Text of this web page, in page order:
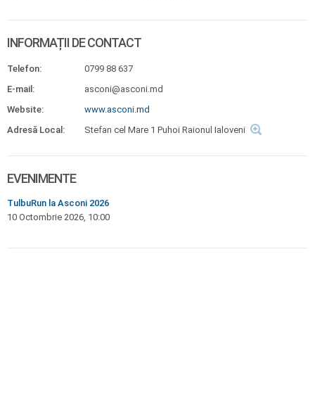
INFORMAȚII DE CONTACT
Telefon:
0799 88 637
E-mail:
asconi@asconi.md
Website:
www.asconi.md
Adresă Local:
Stefan cel Mare 1 Puhoi Raionul Ialoveni
EVENIMENTE
TulbuRun la Asconi 2026
10 Octombrie 2026, 10:00